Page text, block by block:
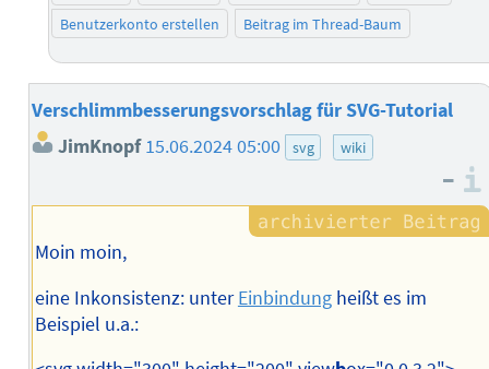
Benutzerkonto erstellen
Beitrag im Thread-Baum
Verschlimmbesserungsvorschlag für SVG-Tutorial
JimKnopf 15.06.2024 05:00 svg wiki
–
Moin moin,
eine Inkonsistenz: unterEinbindungheißt es im
Beispiel u.a.: